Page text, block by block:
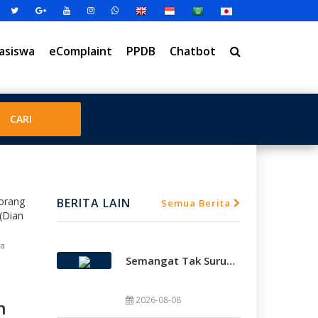
eComplaint PPDB Chatbot
BERITA LAIN Semua Berita
Semangat Tak Surut, Smamda Holic Kawal Perjuangan Tim Basket Smamda Di DBL 2026
SMAMDA.SCH.ID – Gemuruh dukungan
2026-08-08